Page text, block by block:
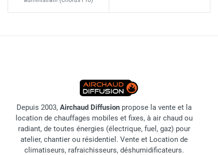
Depuis 2003, Airchaud Diffusion propose la vente et la
location de chauffages mobiles et fixes, à air chaud ou
radiant, de toutes énergies (électrique, fuel, gaz) pour
atelier, chantier ou résidentiel. Vente et Location de
climatiseurs, rafraichisseurs, déshumidificateurs.